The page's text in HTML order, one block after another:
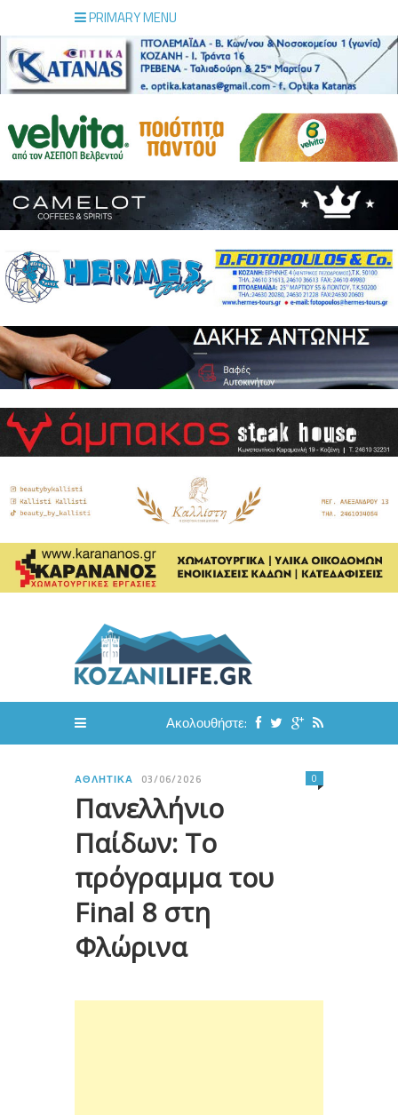
PRIMARY MENU
Ακολουθήστε:
ΑΘΛΗΤΙΚΆ 03/06/2026
Πανελλήνιο
Παίδων: Το
πρόγραμμα του
Final 8 στη
Φλώρινα
0